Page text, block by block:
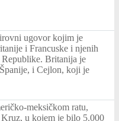
ugovor kojim je
i Francuske i njenih
Republike. Britanija je
i Cejlon, koji je
meksičkom ratu,
Kruz, u kojem je bilo 5.000